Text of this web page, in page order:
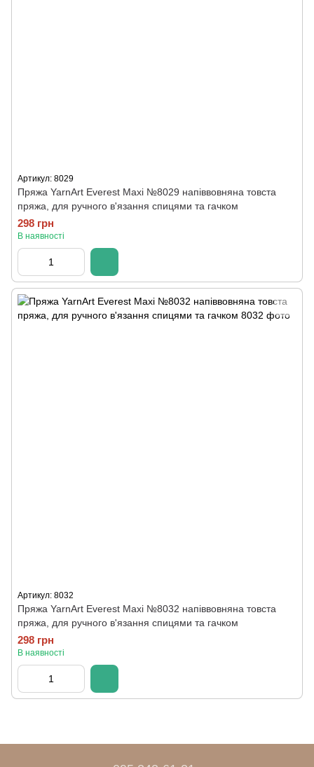
Артикул: 8029
Пряжа YarnArt Everest Maxi №8029 напіввовняна товста
пряжа, для ручного в'язання спицями та гачком
298 грн
В наявності
Артикул: 8032
Пряжа YarnArt Everest Maxi №8032 напіввовняна товста
пряжа, для ручного в'язання спицями та гачком
298 грн
В наявності